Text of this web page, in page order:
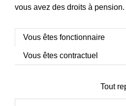
vous avez des droits à pension.
Vous êtes fonctionnaire
Vous êtes contractuel
Tout